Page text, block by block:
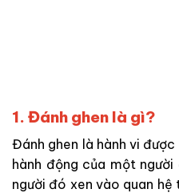
1. Đánh ghen là gì?
Đánh ghen là hành vi
hành động của một
người đó xen vào quan hệ